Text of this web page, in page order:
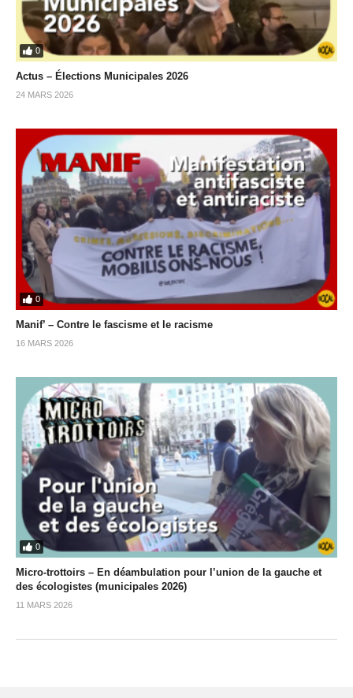
0
Actus – Élections Municipales 2026
24 MARS 2026
0
Manif’ – Contre le fascisme et le racisme
16 MARS 2026
0
Micro-trottoirs – En déambulation pour l’union de la gauche et
des écologistes (municipales 2026)
11 MARS 2026